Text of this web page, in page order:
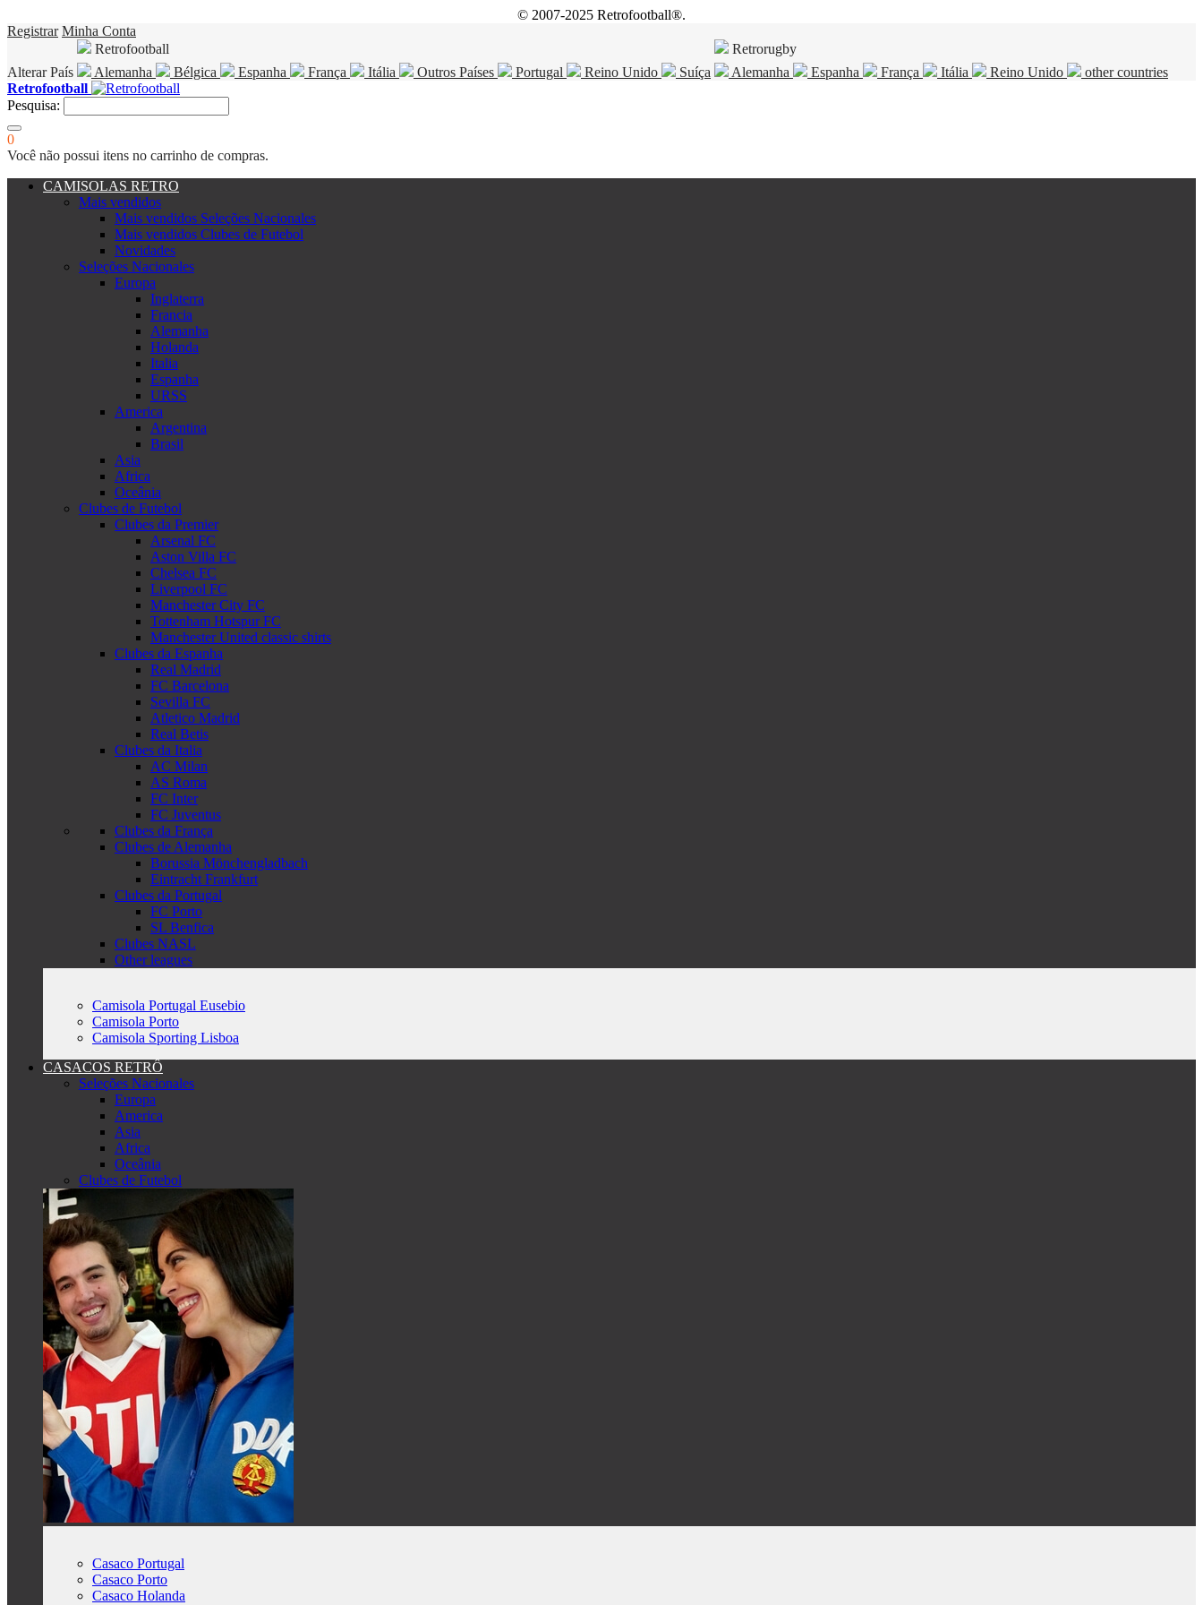
© 2007-2025 Retrofootball®.
Registrar Minha Conta
Alterar País
Retrofootball
Alemanha
Bélgica Espanha França Itália Outros Países Portugal Reino Unido Suíça
Retrorugby
Alemanha
Espanha França Itália Reino Unido
other countries
Retrofootball
Pesquisa:
0
Você não possui itens no carrinho de compras.
CAMISOLAS RETRO
Mais vendidos
Mais vendidos Seleções Nacionales
Mais vendidos Clubes de Futebol
Novidades
Seleções Nacionales
Europa
Inglaterra
Francia
Alemanha
Holanda
Italia
Espanha
URSS
America
Argentina
Brasil
Asia
Africa
Oceânia
Clubes de Futebol
Clubes da Premier
Arsenal FC
Aston Villa FC
Chelsea FC
Liverpool FC
Manchester City FC
Tottenham Hotspur FC
Manchester United classic shirts
Clubes da Espanha
Real Madrid
FC Barcelona
Sevilla FC
Atletico Madrid
Real Betis
Clubes da Italia
AC Milan
AS Roma
FC Inter
FC Juventus
Clubes da França
Clubes de Alemanha
Borussia Mönchengladbach
Eintracht Frankfurt
Clubes da Portugal
FC Porto
SL Benfica
Clubes NASL
Other leagues
Camisola Portugal Eusebio
Camisola Porto
Camisola Sporting Lisboa
CASACOS RETRÔ
Seleções Nacionales
Europa
America
Asia
Africa
Oceânia
Clubes de Futebol
Casaco Portugal
Casaco Porto
Casaco Holanda